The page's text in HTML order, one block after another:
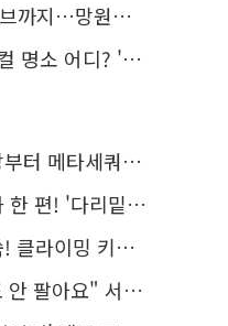
강공원 알짜 코스
울에디션25' 추천 코스
까지…서울둘레길 15코스
밑 영화관' 무료 상영
카페·어린이 체력장
장 특별한 편의점의 정체